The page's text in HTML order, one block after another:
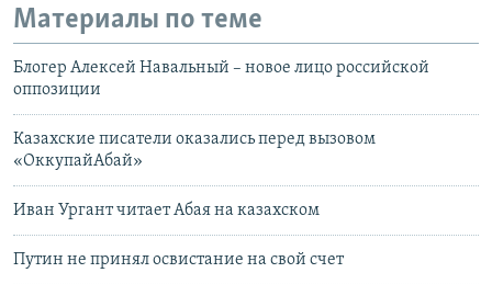
Материалы по теме
Блогер Алексей Навальный – новое лицо российской
оппозиции
Казахские писатели оказались перед вызовом
«ОккупайАбай»
Иван Ургант читает Абая на казахском
Путин не принял освистание на свой счет